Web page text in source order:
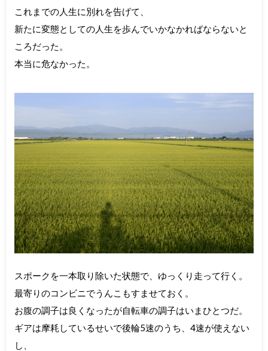
これまでの人生に別れを告げて、
新たに変態としての人生を歩んでいかなかればならないと
ころだった。
本当に危なかった。
スポークを一本取り除いた状態で、ゆっくり走って行く。
最寄りのコンビニでうんこもすませておく。
お腹の調子は良くなったが自転車の調子はいまひとつだ。
ギアは摩耗しているせいで後輪5速のうち、4速が使えない
し、